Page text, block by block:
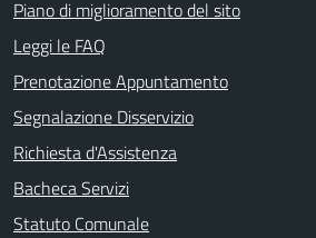
Piano di miglioramento del sito
Leggi le FAQ
Prenotazione Appuntamento
Segnalazione Disservizio
Richiesta d'Assistenza
Bacheca Servizi
Statuto Comunale